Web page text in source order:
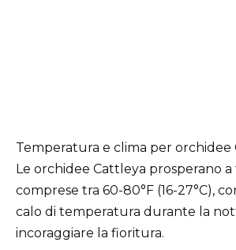
Temperatura e clima per orchidee
Le orchidee Cattleya prosperano
comprese tra 60-80°F (16-27°C),
calo di temperatura durante la
incoraggiare la fioritura.